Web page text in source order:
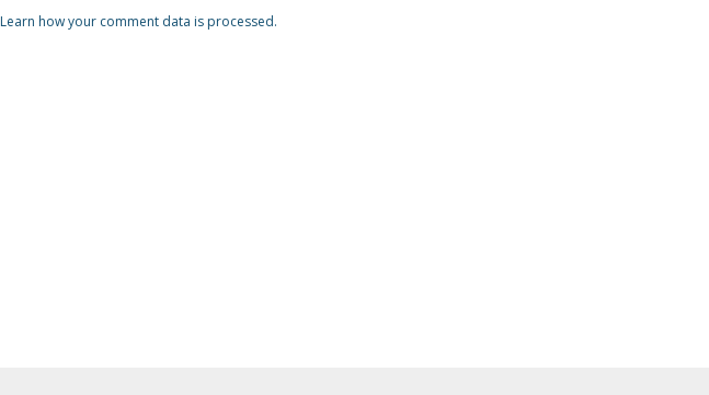
Learn how your comment data is processed.